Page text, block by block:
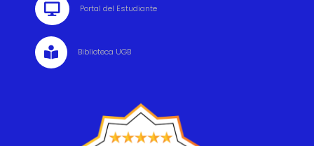
 Portal del Estudiante
 Biblioteca UGB